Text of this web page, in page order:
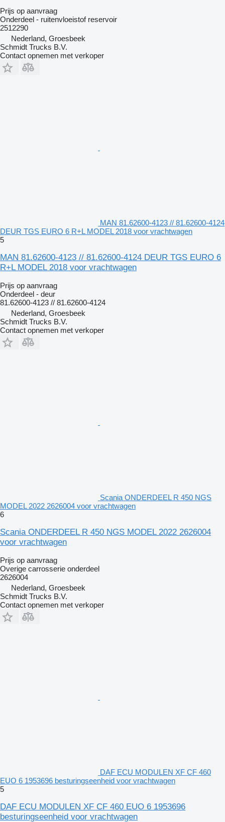
Prijs op aanvraag
Onderdeel - ruitenvloeistof reservoir
2512290
Nederland, Groesbeek
Schmidt Trucks B.V.
Contact opnemen met verkoper
MAN 81.62600-4123 // 81.62600-4124
DEUR TGS EURO 6 R+L MODEL 2018 voor vrachtwagen
5
MAN 81.62600-4123 // 81.62600-4124 DEUR TGS EURO 6
R+L MODEL 2018 voor vrachtwagen
Prijs op aanvraag
Onderdeel - deur
81.62600-4123 // 81.62600-4124
Nederland, Groesbeek
Schmidt Trucks B.V.
Contact opnemen met verkoper
Scania ONDERDEEL R 450 NGS
MODEL 2022 2626004 voor vrachtwagen
6
Scania ONDERDEEL R 450 NGS MODEL 2022 2626004
voor vrachtwagen
Prijs op aanvraag
Overige carrosserie onderdeel
2626004
Nederland, Groesbeek
Schmidt Trucks B.V.
Contact opnemen met verkoper
DAF ECU MODULEN XF CF 460
EUO 6 1953696 besturingseenheid voor vrachtwagen
5
DAF ECU MODULEN XF CF 460 EUO 6 1953696
besturingseenheid voor vrachtwagen